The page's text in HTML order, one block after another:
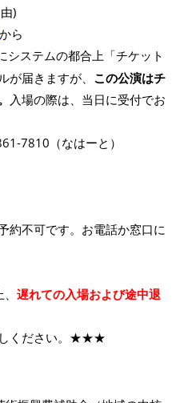
)
から
システムの都合上「チケット
が届きますが、 この公演はチ
入場の際は、当日に受付でお
（なはーと）
約不可です。お電話か窓口に
遅れての入場および途中退
ください。★★★